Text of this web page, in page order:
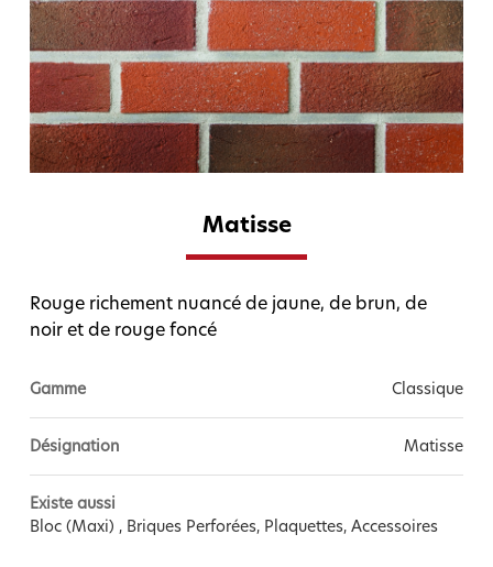
Matisse
Rouge richement nuancé de jaune, de brun, de
noir et de rouge foncé
Gamme Classique
Désignation Matisse
Existe aussi
Bloc (Maxi) , Briques Perforées, Plaquettes, Accessoires